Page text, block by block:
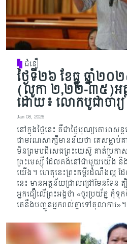
ជំនឿ
ថ្ងៃទី២៦ ខែធ្នូ ឆ្នាំ២០
(លូកា ២,២២-៣៥)អត្ថ
ដោយ៖ លោកបូជាចារ្យ
Jan 08, 2026
នៅក្នុងថ្ងៃនេះ គឺជាថ្ងៃបុណ្យគោរពសន្
ជាមរណសាក្សីមានន័យថា គេ​សម្លាប់​
មិនព្រមបដិសេធ​ព្រះយេស៊ូ​ គាត់ប្រកាស
ព្រះ​មេ​ស្ស៊ី​ ដែលគង់នៅជាមួយយើង និ
យើង។ ហេតុនេះ​ព្រះគម្ពីរដំណឹងល្អ ដែ
នេះ មានអត្ថន័យជ្រាលជ្រៅមែនទែន
អ្នកជឿលើ​ព្រះ​អង្គ​ថា «ចូរប្រយ័ត្ន កុំ
គេនឹងបញ្ជូនអ្នករាល់គ្នាទៅតុលាការ»។